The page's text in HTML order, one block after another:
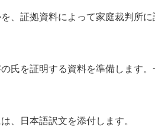
、証拠資料によって家庭裁判所
氏を証明する資料を準備します
、日本語訳文を添付します。